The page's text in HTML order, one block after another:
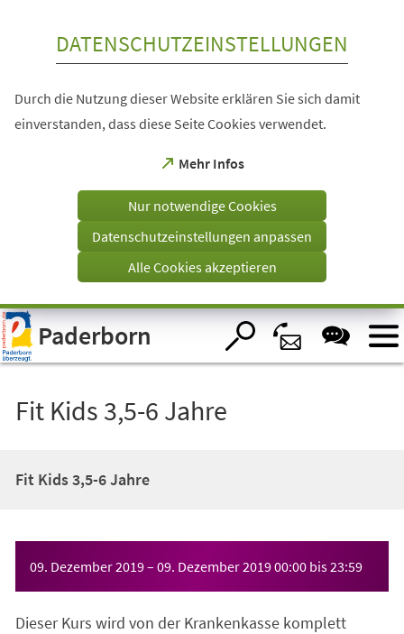
Visuelle
Assistenzsoftware
öffnen.
DATENSCHUTZEINSTELLUNGEN
Durch die Nutzung dieser Website erklären Sie sich damit
einverstanden, dass diese Seite Cookies verwendet.
Mehr Infos
(Öffnet
einem
Tab)
Nur notwendige Cookies
Datenschutzeinstellungen anpassen
Alle Cookies akzeptieren
Paderborn
Fit Kids 3,5-6 Jahre
Fit Kids 3,5-6 Jahre
09. Dezember 2019– 09. Dezember 201900:00 bis23:59
Dieser Kurs wird von der Krankenkasse komplett